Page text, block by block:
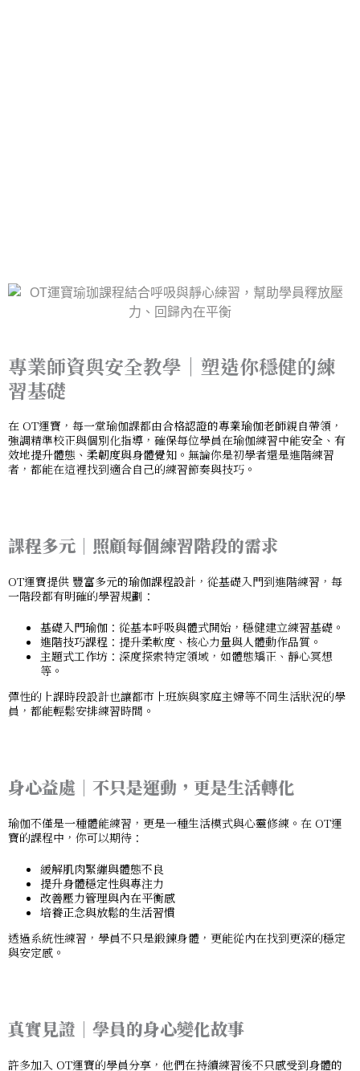
專業師資與安全教學｜塑造你穩健的練
習基礎
在 OT運寶，每一堂瑜伽課都由合格認證的專業瑜伽老師親自帶領，
強調精準校正與個別化指導，確保每位學員在瑜伽練習中能安全、有
效地提升體態、柔韌度與身體覺知 。無論你是初學者還是進階練習
者，都能在這裡找到適合自己的練習節奏與技巧。
課程多元｜照顧每個練習階段的需求
OT運寶提供 豐富多元的瑜伽課程設計 ，從基礎入門到進階練習，每
一階段都有明確的學習規劃：
基礎入門瑜伽 ：從基本呼吸與體式開始，穩健建立練習基礎。
進階技巧課程 ：提升柔軟度、核心力量與人體動作品質。
主題式工作坊 ：深度探索特定領域，如體態矯正、靜心冥想
等。
彈性的上課時段設計也讓都市上班族與家庭主婦等不同生活狀況的學
員，都能輕鬆安排練習時間。
身心益處｜不只是運動，更是生活轉化
瑜伽不僅是一種體能練習，更是一種生活模式與心靈修練。在 OT運
寶的課程中，你可以期待：
緩解肌肉緊繃與體態不良
提升身體穩定性與專注力
改善壓力管理與內在平衡感
培養正念與放鬆的生活習慣
透過系統性練習，學員不只是鍛鍊身體，更能從內在找到更深的穩定
與安定感。
真實見證｜學員的身心變化故事
許多加入 OT運寶的學員分享，他們在持續練習後不只感受到身體的